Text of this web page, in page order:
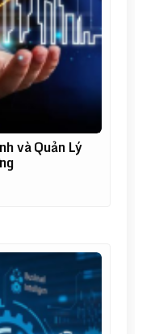
và Quản Lý